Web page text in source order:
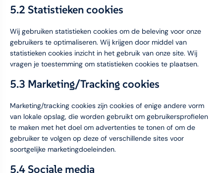
5.2 Statistieken cookies
Wij gebruiken statistieken cookies om de beleving voor onze
gebruikers te optimaliseren. Wij krijgen door middel van
statistieken cookies inzicht in het gebruik van onze site. Wij
vragen je toestemming om statistieken cookies te plaatsen.
5.3 Marketing/Tracking cookies
Marketing/tracking cookies zijn cookies of enige andere vorm
van lokale opslag, die worden gebruikt om gebruikersprofielen
te maken met het doel om advertenties te tonen of om de
gebruiker te volgen op deze of verschillende sites voor
soortgelijke marketingdoeleinden.
5.4 Sociale media